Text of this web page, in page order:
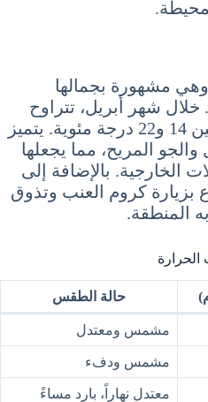
مشهورة بجمالها
خلال شهر أبريل، تتراوح
درجات الحرارة في زحلة بين 14 و22 درجة مئوية. يتميز
المريح، مما يجعلها
الخارجية. بالإضافة إلى
بزيارة كروم العنب وتذوق
المنطقة.
حالة الطقس
مشمس ومعتدل
مشمس ودفء
معتدل نهاراً، بارد مساءً